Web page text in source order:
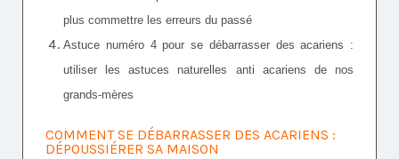
plus commettre les erreurs du passé
Astuce numéro 4 pour se débarrasser des acariens :
utiliser les astuces naturelles anti acariens de nos
grands-mères
COMMENT SE DÉBARRASSER DES ACARIENS :
DÉPOUSSIÉRER SA MAISON